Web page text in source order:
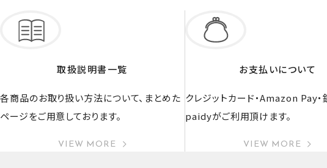
取扱説明書一覧
各商品のお取り扱い方法について、まとめた
ページをご用意しております。
VIEW MORE
お支払いについて
クレジットカード・Amazon Pay・
paidyがご利用頂けます。
VIEW MORE